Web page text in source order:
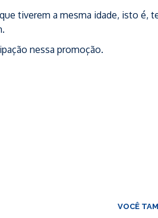
tiverem a mesma idade, isto é,
nessa promoção.
VOCÊ